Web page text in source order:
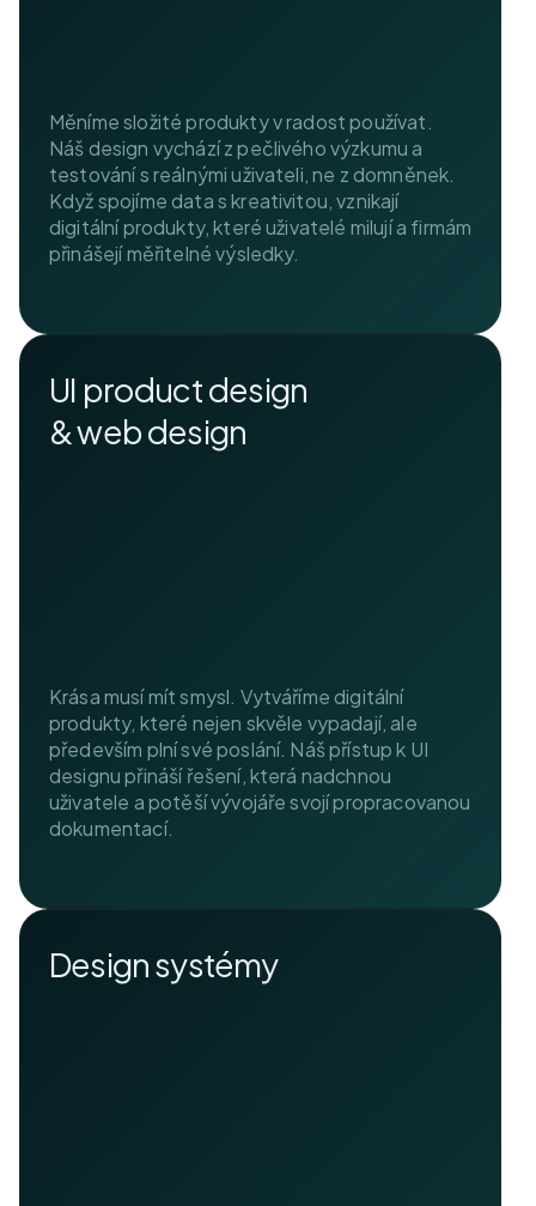
Měníme složité produkty v radost používat.
Náš design vychází z pečlivého výzkumu a
testování s reálnými uživateli, ne z domněnek.
Když spojíme data s kreativitou, vznikají
digitální produkty, které uživatelé milují a firmám
přinášejí měřitelné výsledky.
UI product design
& web design
Krása musí mít smysl. Vytváříme digitální
produkty, které nejen skvěle vypadají, ale
především plní své poslání. Náš přístup k UI
designu přináší řešení, která nadchnou
uživatele a potěší vývojáře svojí propracovanou
dokumentací.
Design systémy